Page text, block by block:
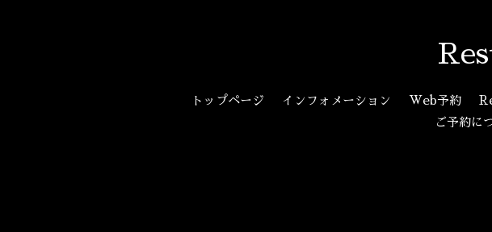
トップページ インフォメーション Web予約
ご予約に